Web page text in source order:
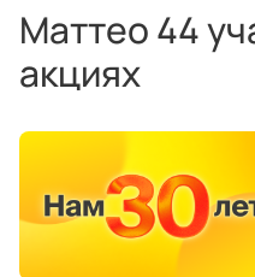
Маттео 44
акциях